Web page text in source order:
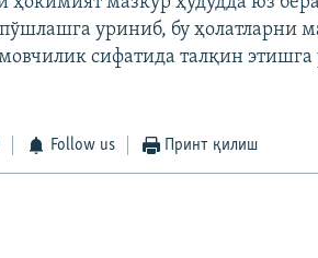
уриниб, бу ҳолатларни
сифатида талқин
Follow us Принт қилиш